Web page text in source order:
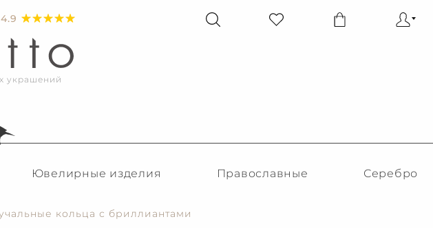
4.9
украшений
Ювелирные изделия Православные Серебро
кольца с бриллиантами